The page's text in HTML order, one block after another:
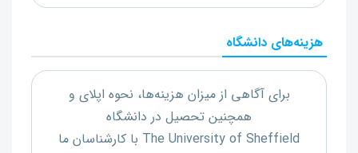
هزینه‌های دانشگاه
برای آگاهی از میزان هزینه‌ها، نحوه اپلای و
همچنین تحصیل در دانشگاه
The University of Sheffieldبا کارشناسان ما